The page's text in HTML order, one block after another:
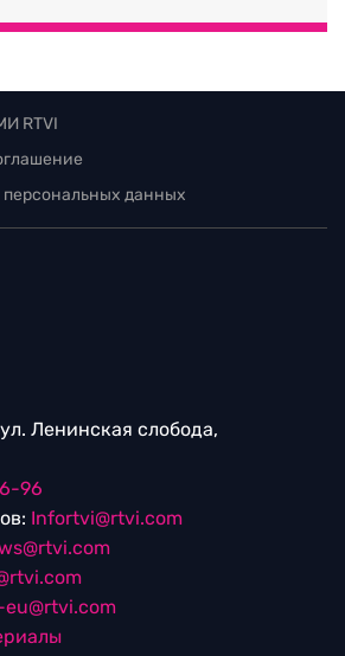
RTVI
данных
Ленинская слобода,
96
Infortvi@rtvi.com